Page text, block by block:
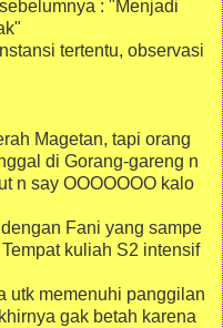
: "Menjadi
tertentu, observasi
Magetan, tapi orang
di Gorang-gareng n
n say OOOOOOO kalo
Fani yang sampe
kuliah S2 intensif
utk memenuhi panggilan
gak betah karena